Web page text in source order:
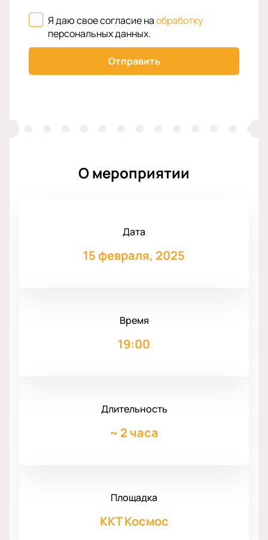
Я даю свое согласие наобработку
персональных данных.
Отправить
О мероприятии
Дата
15 февраля, 2025
Время
19:00
Длительность
~ 2 часа
Площадка
ККТ Космос